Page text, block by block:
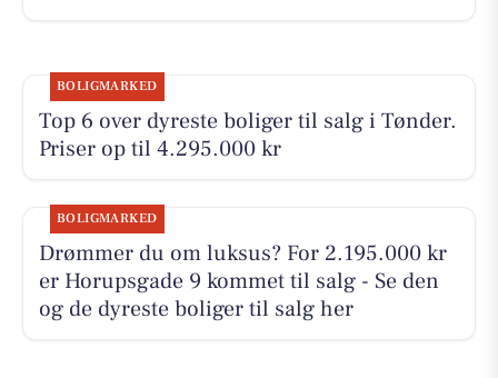
BOLIGMARKED
Top 6 over dyreste boliger til salg i Tønder.
Priser op til 4.295.000 kr
BOLIGMARKED
Drømmer du om luksus? For 2.195.000 kr
er Horupsgade 9 kommet til salg - Se den
og de dyreste boliger til salg her